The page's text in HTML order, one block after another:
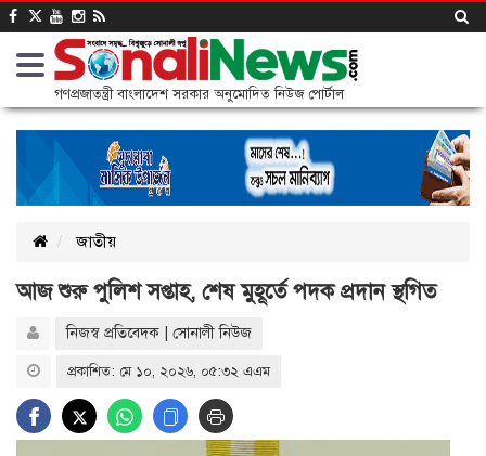
গণপ্রজাতন্ত্রী বাংলাদেশ সরকার অনুমোদিত নিউজ পোর্টাল
জাতীয়
আজ শুরু পুলিশ সপ্তাহ, শেষ মুহূর্তে পদক প্রদান স্থগিত
নিজস্ব প্রতিবেদক | সোনালী নিউজ
প্রকাশিত: মে ১০, ২০২৬, ০৫:৩২ এএম